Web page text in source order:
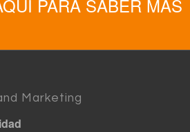
PARA SABER MÁS
Marketing